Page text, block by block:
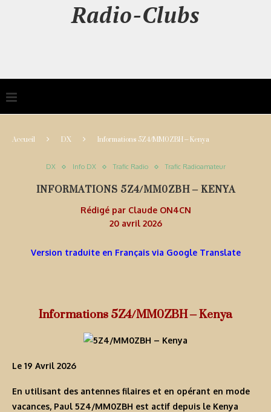
Radio-Clubs
Accueil DX Informations 5Z4/MM0ZBH – Kenya
DX Info DX Trafic Radio Trafic Radioamateur
INFORMATIONS 5Z4/MM0ZBH – KENYA
Rédigé par Claude ON4CN
20 avril 2026
Version traduite en Français via Google Translate
Informations 5Z4/MM0ZBH – Kenya
Le 19 Avril 2026
En utilisant des antennes filaires et en opérant en mode
vacances, Paul 5Z4/MM0ZBH est actif depuis le Kenya